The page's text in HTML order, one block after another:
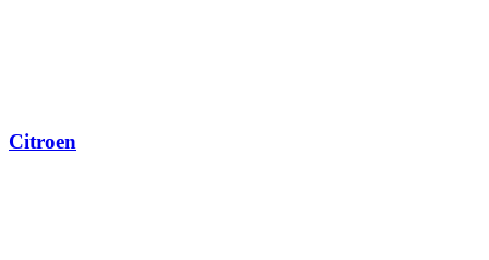
Citroen